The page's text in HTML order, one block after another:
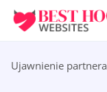
Ujawnienie partnera